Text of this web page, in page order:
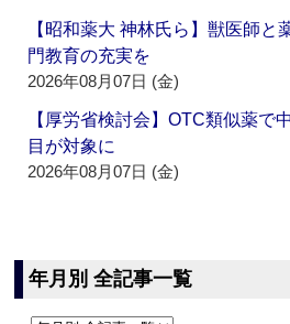
【昭和薬大 神林氏ら】獣医師と
門教育の充実を
2026年08月07日 (金)
【厚労省検討会】OTC類似薬で
目が対象に
2026年08月07日 (金)
年月別 全記事一覧